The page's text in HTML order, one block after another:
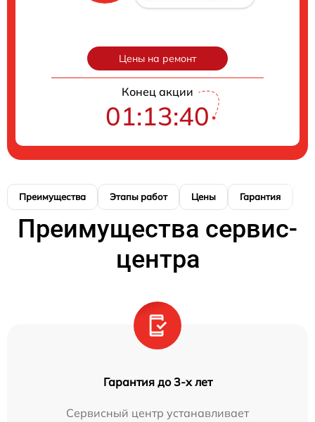
Цены на ремонт
Конец акции
01:13:39
Преимущества Этапы работ Цены Гарантия
Преимущества сервис-
центра
Гарантия до 3-х лет
Сервисный центр устанавливает